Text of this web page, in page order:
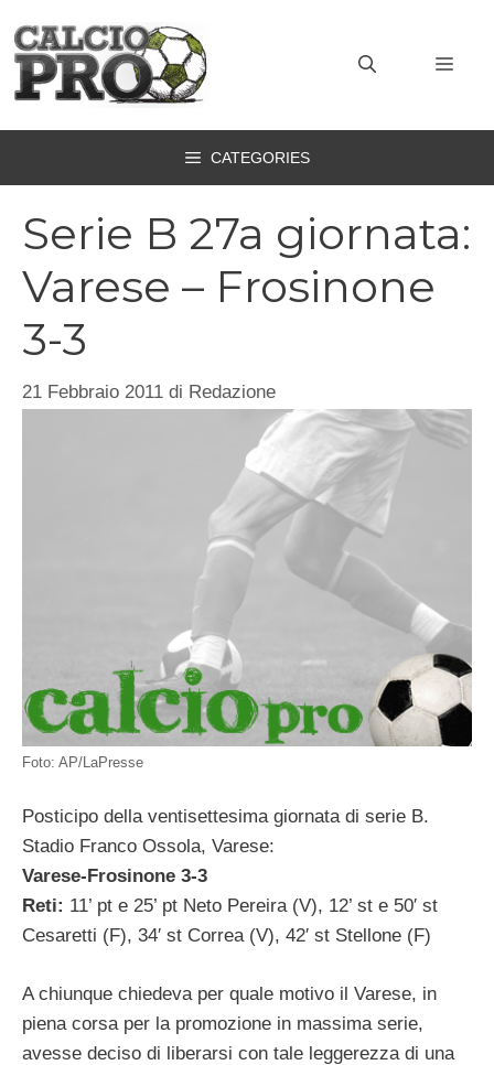
contenuto
CATEGORIES
Serie B 27a giornata:
Varese – Frosinone
3-3
21 Febbraio 2011 di Redazione
Foto: AP/LaPresse
Posticipo della ventisettesima giornata di serie B.
Stadio Franco Ossola, Varese:
Varese-Frosinone 3-3
Reti: 11’ pt e 25’ pt Neto Pereira (V), 12’ st e 50′ st
Cesaretti (F), 34′ st Correa (V), 42′ st Stellone (F)
A chiunque chiedeva per quale motivo il Varese, in
piena corsa per la promozione in massima serie,
avesse deciso di liberarsi con tale leggerezza di una